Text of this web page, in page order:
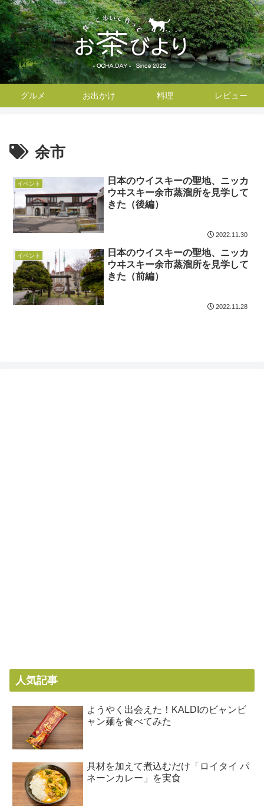
グルメ お出かけ 料理 レビュー
余市
イベント
日本のウイスキーの聖地、ニッカ
ウヰスキー余市蒸溜所を見学して
きた（後編）
2022.11.30
イベント
日本のウイスキーの聖地、ニッカ
ウヰスキー余市蒸溜所を見学して
きた（前編）
2022.11.28
人気記事
ようやく出会えた！KALDIのビャンビ
ャン麺を食べてみた
具材を加えて煮込むだけ「ロイタイ パ
ネーンカレー」を実食